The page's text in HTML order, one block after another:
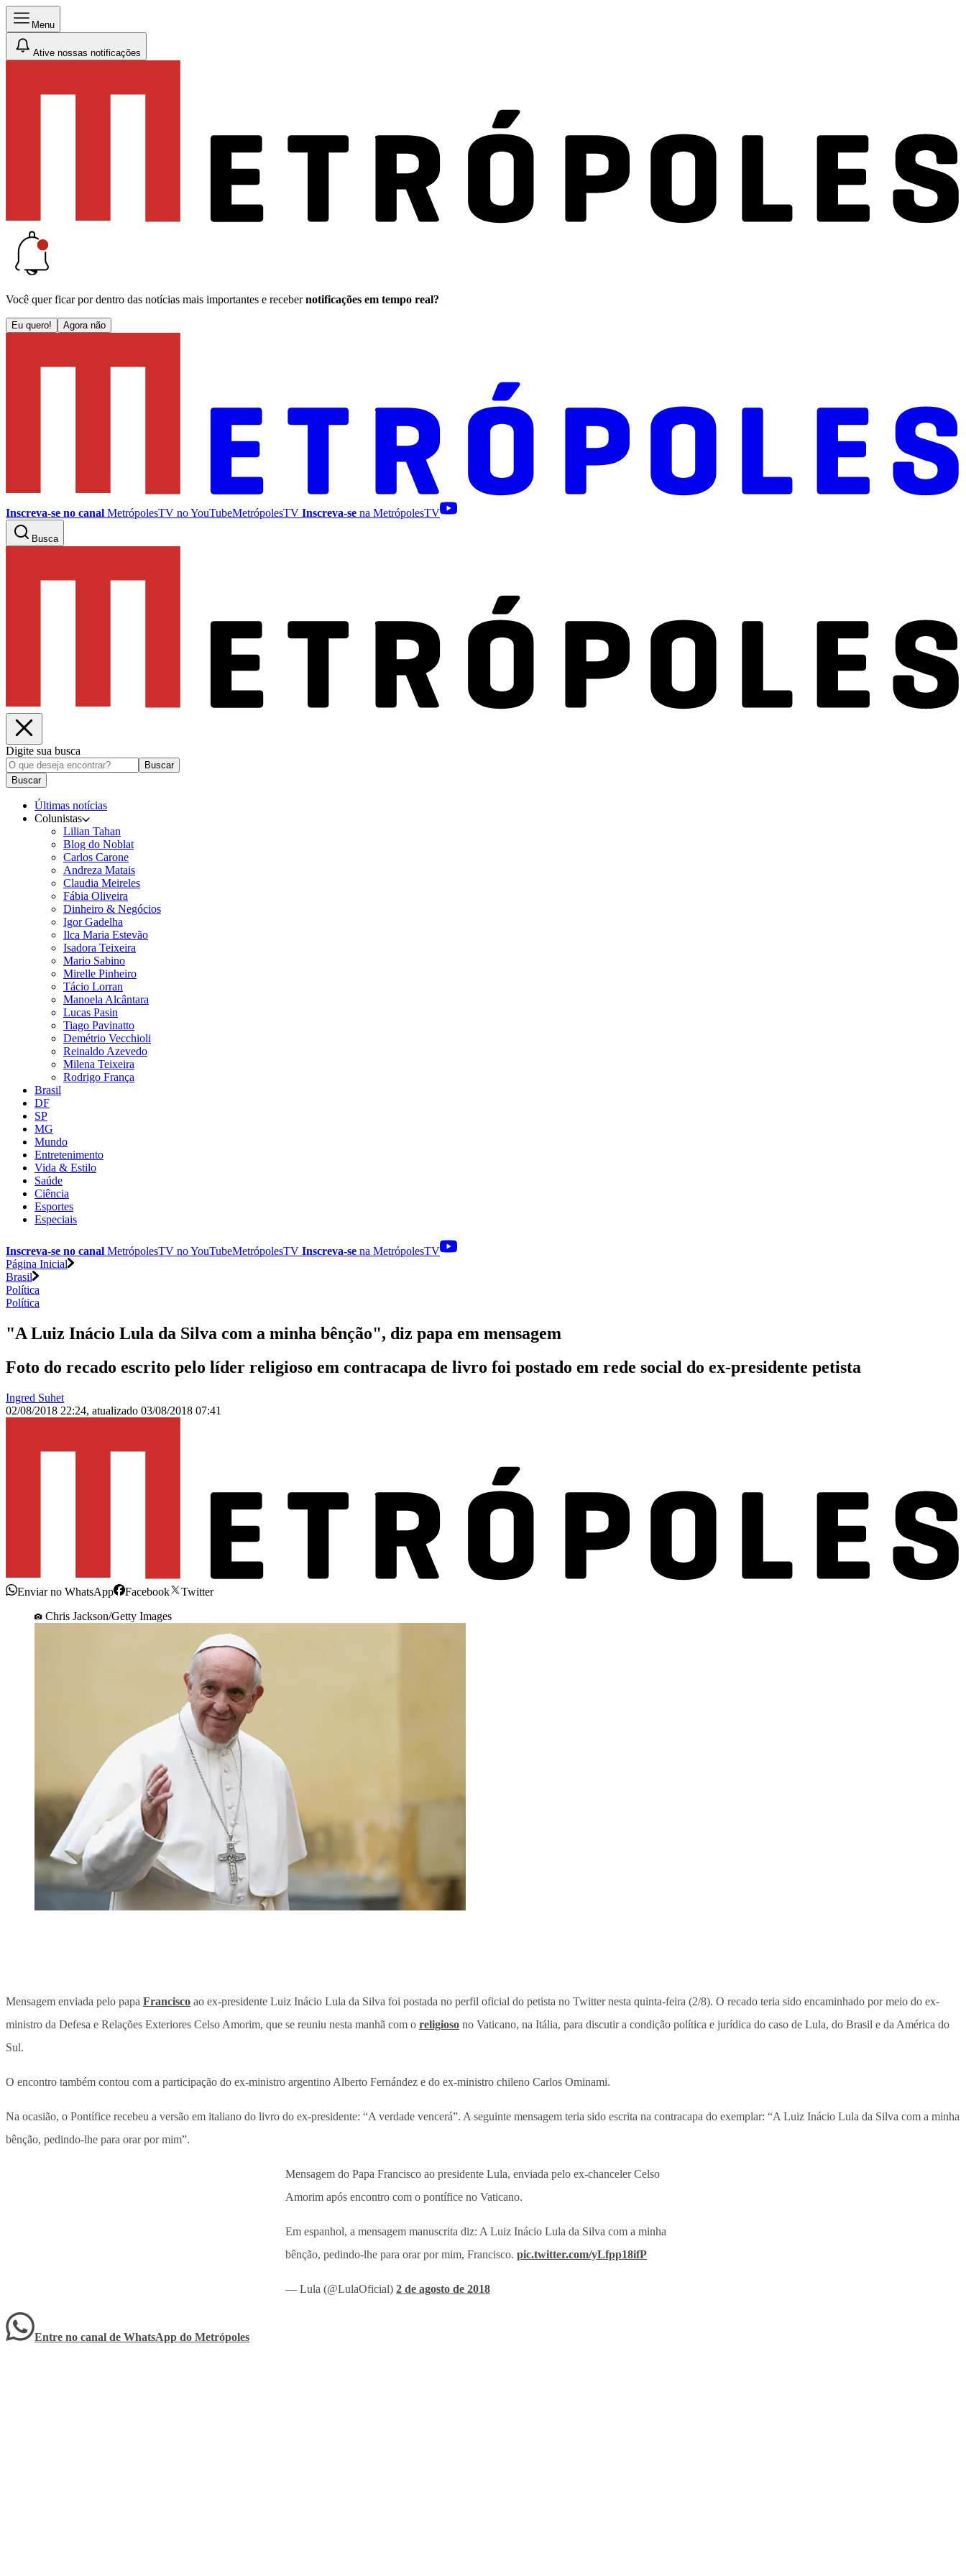
Menu
Ative nossas notificações
Você quer ficar por dentro das notícias mais importantes e receber notificações em tempo real?
Eu quero! Agora não
Inscreva-se no canal MetrópolesTV noYouTubeMetrópolesTV Inscreva-se na MetrópolesTV
Busca
Digite sua busca
Buscar
Buscar
Últimas notícias
Colunistas
Lilian Tahan
Blog do Noblat
Carlos Carone
Andreza Matais
Claudia Meireles
Fábia Oliveira
Dinheiro & Negócios
Igor Gadelha
Ilca Maria Estevão
Isadora Teixeira
Mario Sabino
Mirelle Pinheiro
Tácio Lorran
Manoela Alcântara
Lucas Pasin
Tiago Pavinatto
Demétrio Vecchioli
Reinaldo Azevedo
Milena Teixeira
Rodrigo França
Brasil
DF
SP
MG
Mundo
Entretenimento
Vida & Estilo
Saúde
Ciência
Esportes
Especiais
Inscreva-se no canal MetrópolesTV noYouTubeMetrópolesTV Inscreva-se na MetrópolesTV
Página Inicial
Brasil
Política
Política
"A Luiz Inácio Lula da Silva com a minha bênção", diz papa em mensagem
Foto do recado escrito pelo líder religioso em contracapa de livro foi postado em rede social do ex-presidente petista
Ingred Suhet
02/08/2018 22:24, atualizado 03/08/2018 07:41
Enviar no WhatsApp Facebook
Twitter
Chris Jackson/Getty Images
Mensagem enviada pelo papa Francisco ao ex-presidente Luiz Inácio Lula da Silva foi postada no perfil oficial do petista no Twitter nesta quinta-feira (2/8). O recado teria sido encaminhado por meio do ex-
ministro da Defesa e Relações Exteriores Celso Amorim, que se reuniu nesta manhã com o religioso no Vaticano, na Itália, para discutir a condição política e jurídica do caso de Lula, do Brasil e da América do
Sul.
O encontro também contou com a participação do ex-ministro argentino Alberto Fernández e do ex-ministro chileno Carlos Ominami.
Na ocasião, o Pontífice recebeu a versão em italiano do livro do ex-presidente: “A verdade vencerá”. A seguinte mensagem teria sido escrita na contracapa do exemplar: “A Luiz Inácio Lula da Silva com a minha
bênção, pedindo-lhe para orar por mim”.
Mensagem do Papa Francisco ao presidente Lula, enviada pelo ex-chanceler Celso
Amorim após encontro com o pontífice no Vaticano.
Em espanhol, a mensagem manuscrita diz: A Luiz Inácio Lula da Silva com a minha
bênção, pedindo-lhe para orar por mim, Francisco. pic.twitter.com/yLfpp18ifP
— Lula (@LulaOficial) 2 de agosto de 2018
Entre no canal de WhatsApp do Metrópoles